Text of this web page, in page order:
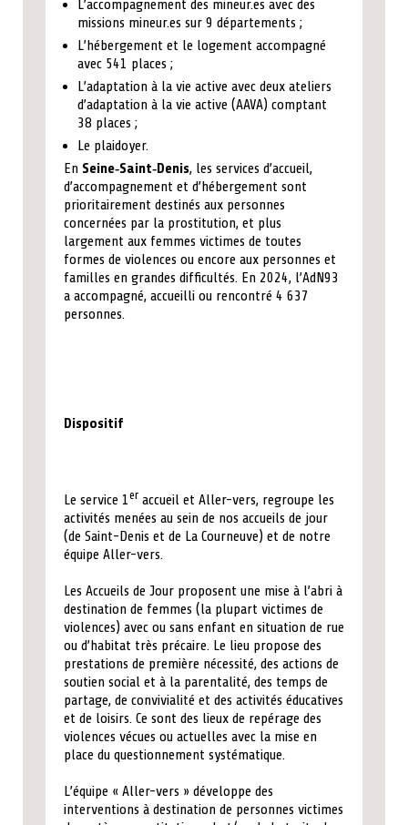
L’accompagnement des mineur.es avec des
missions mineur.es sur 9 départements ;
L’hébergement et le logement accompagné
avec 541 places ;
L’adaptation à la vie active avec deux ateliers
d’adaptation à la vie active (AAVA) comptant
38 places ;
Le plaidoyer.
En Seine‑Saint‑Denis, les services d’accueil,
d’accompagnement et d’hébergement sont
prioritairement destinés aux personnes
concernées par la prostitution, et plus
largement aux femmes victimes de toutes
formes de violences ou encore aux personnes et
familles en grandes difficultés. En 2024, l’AdN93
a accompagné, accueilli ou rencontré 4 637
personnes.
Dispositif
Le service 1er accueil et Aller-vers, regroupe les
activités menées au sein de nos accueils de jour
(de Saint-Denis et de La Courneuve) et de notre
équipe Aller-vers.
Les Accueils de Jour proposent une mise à l’abri à
destination de femmes (la plupart victimes de
violences) avec ou sans enfant en situation de rue
ou d’habitat très précaire. Le lieu propose des
prestations de première nécessité, des actions de
soutien social et à la parentalité, des temps de
partage, de convivialité et des activités éducatives
et de loisirs. Ce sont des lieux de repérage des
violences vécues ou actuelles avec la mise en
place du questionnement systématique.
L’équipe « Aller-vers » développe des
interventions à destination de personnes victimes